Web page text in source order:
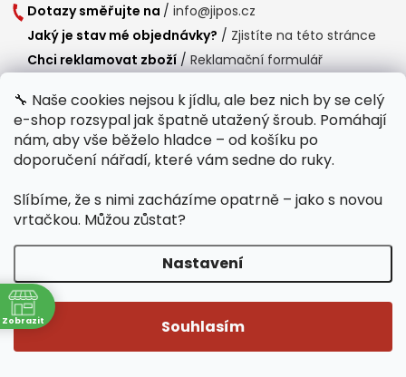
🔧 Naše cookies nejsou k jídlu, ale bez nich by se celý
e-shop rozsypal jak špatně utažený šroub. Pomáhají
nám, aby vše běželo hladce – od košíku po
doporučení nářadí, které vám sedne do ruky.
Slíbíme, že s nimi zacházíme opatrně – jako s novou
vrtačkou. Můžou zůstat?
Nastavení
Souhlasím
Dotazy směřujte na / info@jipos.cz
Jaký je stav mé objednávky? / Zjistíte na této stránce
Chci reklamovat zboží / Reklamační formulář
Provozní doba
Po-Čt / 8:00 - 15:00
Polední přestávka /11:00 - 11:30
Běží na Shoptet Premium/Webdesign mi-ma.cz
Copyright 2026Jipos.cz. Všechna práva vyhrazena.Upravit nastavení
cookies
Zobrazit